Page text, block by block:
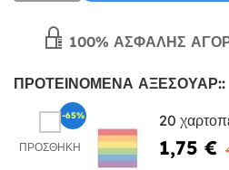
100% ΑΣΦΑΛΉΣ
ΠΡΟΤΕΙΝΌΜΕΝΑ ΑΞΕΣΟΥΆΡ::
ΠΡΟΣΘΉΚΗ
20
1,75 €
-65%